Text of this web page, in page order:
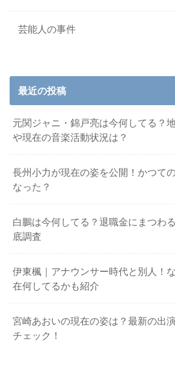
芸能人の事件
最近の投稿
元関ジャニ・錦戸亮は今何してる？
や現在の音楽活動状況は？
長州小力が現在の姿を公開！かつて
なった？
白鵬は今何してる？退職金にまつわ
底調査
伊東楓｜アナウンサー時代と別人！
在何してるかも紹介
宮崎あおいの現在の姿は？最新の出
チェック！